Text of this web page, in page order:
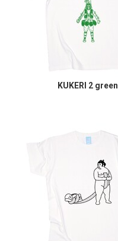
KUKERI 2 green